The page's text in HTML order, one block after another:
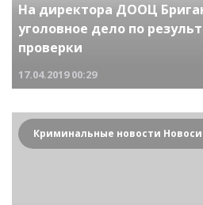
На директора ДООЦ
уголовное дело по
проверки
17.04.2019 00:29